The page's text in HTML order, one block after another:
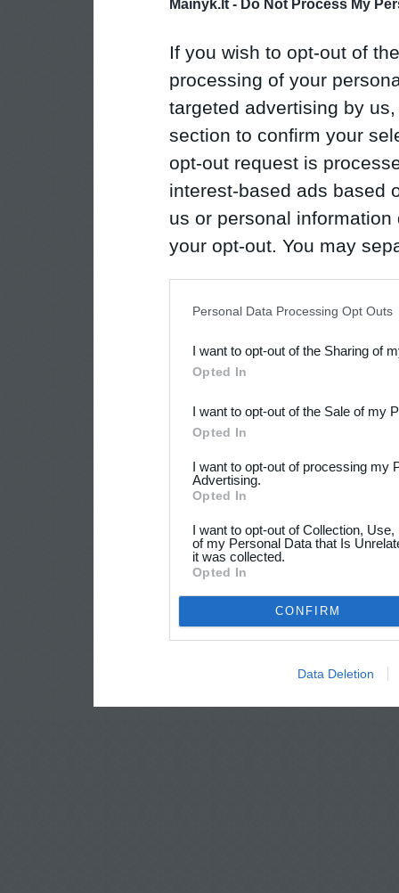
Mainyk.lt - Do Not Process My
If you wish to opt-out of
processing of your
targeted advertising by
section to confirm your
opt-out request is
interest-based ads based
us or personal
your opt-out. You may
Downstream Participants
third parties.
Personal Data Processing Opt Outs
I want to opt-out of the Sharing of
Opted In
I want to opt-out of the Sale of my
Opted In
I want to opt-out of processing my
Advertising.
Opted In
I want to opt-out of Collection,
of my Personal Data that Is
it was collected.
Opted In
CONFIRM
Data Deletion